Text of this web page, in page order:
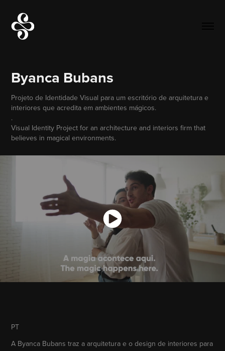
Byanca Bubans
Projeto de Identidade Visual para um escritório de arquitetura e
interiores que acredita em ambientes mágicos.
.
Visual Identity Project for an architecture and interiors firm that
believes in magical environments.
PT
A Byanca Bubans traz a arquitetura e odesign de interiores para